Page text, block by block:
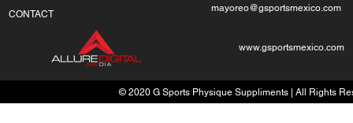
CONTACT
mayoreo@gsportsmexico.com
www.gsportsmexico.com
© 2020 G Sports Physique Suppliments | All Rights